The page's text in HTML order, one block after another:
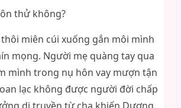
thử không?
miên cúi xuống gắn môi mình
mọng. Người mẹ quàng tay qua
mình trong nụ hôn vay mượn tận
lạc không được người đời chấp